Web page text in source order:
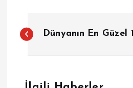
Y
z
Dünyanın En Güzel